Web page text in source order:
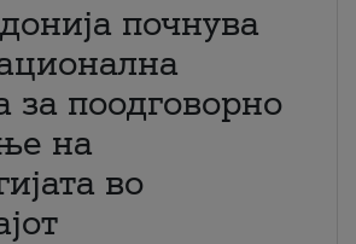
почнува
за поодговорно
на
во